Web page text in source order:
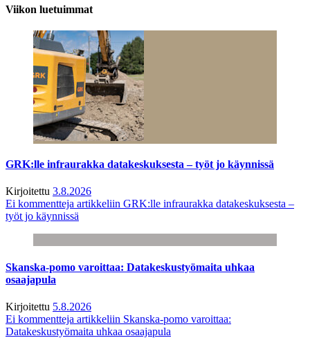
Viikon luetuimmat
GRK:lle infraurakka datakeskuksesta – työt jo käynnissä
Kirjoitettu 3.8.2026
Ei kommentteja artikkeliin GRK:lle infraurakka datakeskuksesta –
työt jo käynnissä
Skanska-pomo varoittaa: Datakeskustyömaita uhkaa
osaajapula
Kirjoitettu 5.8.2026
Ei kommentteja artikkeliin Skanska-pomo varoittaa:
Datakeskustyömaita uhkaa osaajapula